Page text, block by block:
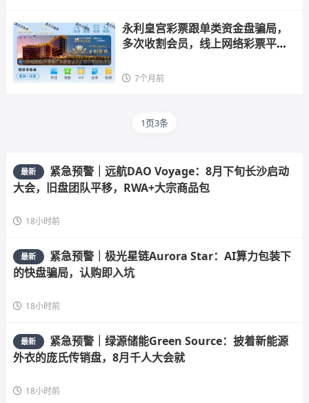
永利皇宫彩票跟单类资金盘骗局，
多次收割会员，线上网络彩票平台
7个月前
1页3条
最新
紧急预警｜远航DAO Voyage：8月下旬长沙启动
大会，旧盘团队平移，RWA+大宗商品包
18小时前
最新
紧急预警｜极光星链Aurora Star：AI算力包装下
的快盘骗局，认购即入坑
18小时前
最新
紧急预警｜绿源储能Green Source：披着新能源
外衣的庞氏传销盘，8月千人大会就
18小时前